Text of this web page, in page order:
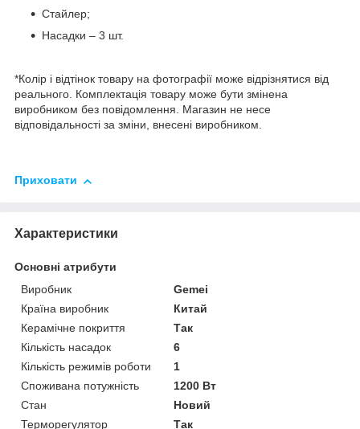
Стайлер;
Насадки – 3 шт.
*Колір і відтінок товару на фотографії може відрізнятися від
реального. Комплектація товару може бути змінена
виробником без повідомлення. Магазин не несе
відповідальності за зміни, внесені виробником.
Приховати
Характеристики
Основні атрибути
Виробник
Gemei
Країна виробник
Китай
Керамічне покриття
Так
Кількість насадок
6
Кількість режимів роботи
1
Споживана потужність
1200 Вт
Стан
Новий
Терморегулятор
Так